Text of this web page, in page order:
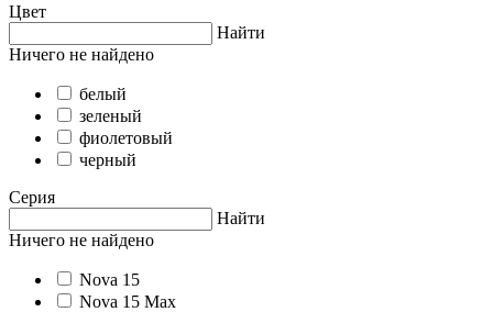
Цвет
Найти
Ничего не найдено
белый
зеленый
фиолетовый
черный
Серия
Найти
Ничего не найдено
Nova 15
Nova 15 Max